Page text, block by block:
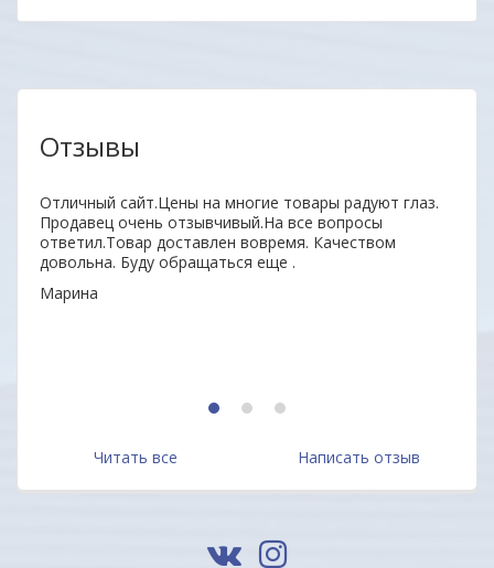
Отзывы
Отличный сайт.Цены на многие товары радуют глаз.
Продавец очень отзывчивый.На все вопросы
ответил.Товар доставлен вовремя. Качеством
довольна. Буду обращаться еще .
Марина
1 2 3
Читать все Написать отзыв